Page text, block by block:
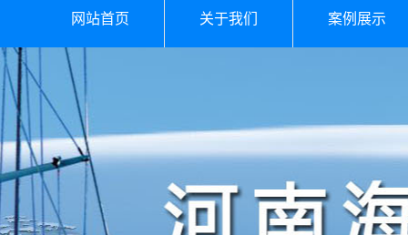
网站首页 关于我们 案例展示